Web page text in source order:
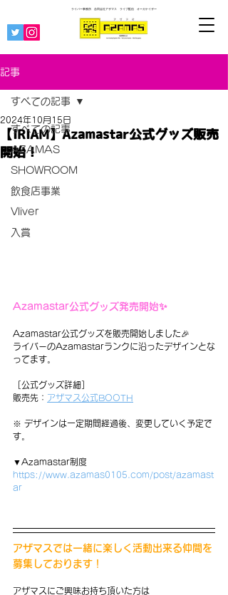
ライバー事務所 合同会社アザマス ライブ配信 オーガナイザー
記事
すべての記事
AZAMAS
SHOWROOM
飲食店事業
Vliver
入賞
すべての記事
【IRIAM】Azamastar公式グッズ販売
開始！
2024年10月15日
Azamastar公式グッズ発売開始✨
Azamastar公式グッズを販売開始しました🎉
ライバーのAzamastarランクに沿ったデザインとな
ってます。
［公式グッズ詳細］
販売先： アザマス公式BOOTH
※ デザインは一定期間経過後、変更していく予定で
す。
▼Azamastar制度
https://www.azamas0105.com/post/azamast
ar
アザマスでは一緒に楽しく活動出来る仲間を
募集しております！
アザマスにご興味お持ち頂いた方は